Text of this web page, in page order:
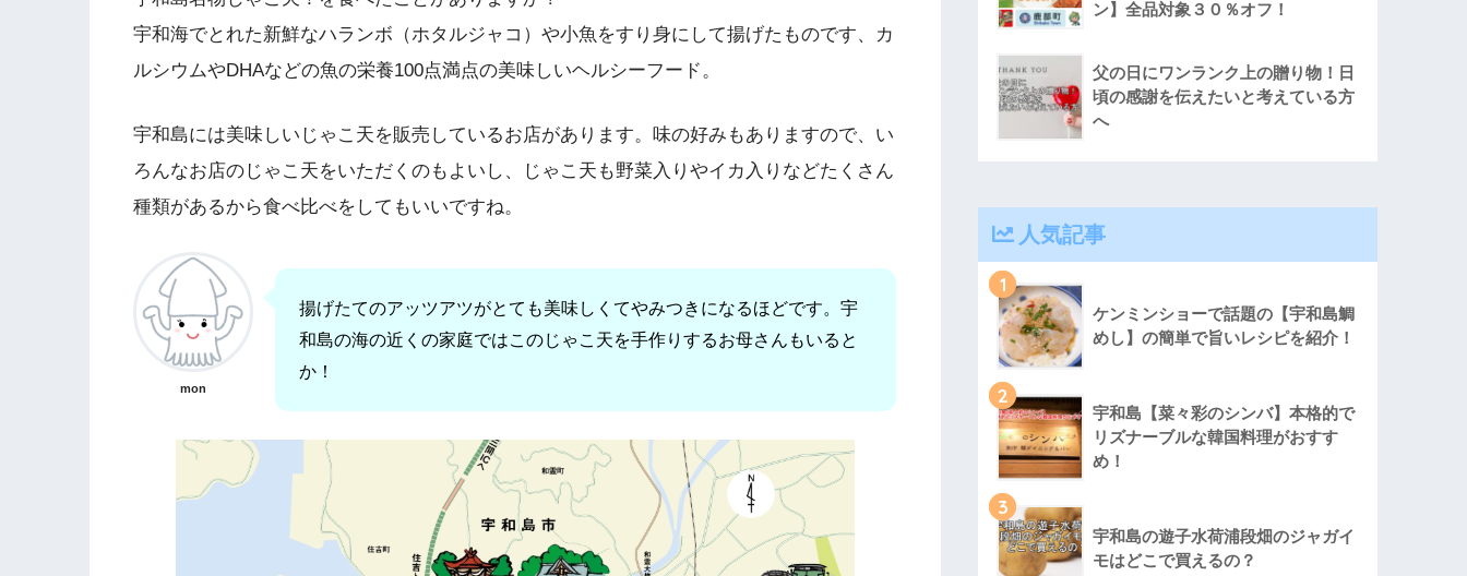
宇和海でとれた新鮮なハランボ（ホタルジャコ）や小魚をすり身にして揚げたものです、カ
ルシウムやDHAなどの魚の栄養100点満点の美味しいヘルシーフード。
宇和島には美味しいじゃこ天を販売しているお店があります。味の好みもありますので、い
ろんなお店のじゃこ天をいただくのもよいし、じゃこ天も野菜入りやイカ入りなどたくさん
種類があるから食べ比べをしてもいいですね。
mon
揚げたてのアッツアツがとても美味しくてやみつきになるほどです。宇
和島の海の近くの家庭ではこのじゃこ天を手作りするお母さんもいると
か！
ン】全品対象３０％オフ！
父の日にワンランク上の贈り物！日
頃の感謝を伝えたいと考えている方
へ
人気記事
1
ケンミンショーで話題の【宇和島鯛
めし】の簡単で旨いレシピを紹介！
2
宇和島【菜々彩のシンバ】本格的で
リズナーブルな韓国料理がおすす
め！
3
宇和島の遊子水荷浦段畑のジャガイ
モはどこで買えるの？